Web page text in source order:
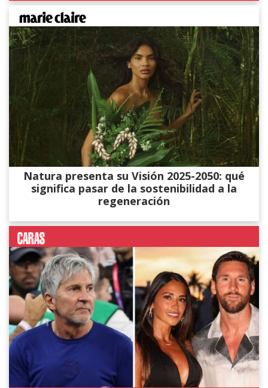
Natura presenta su Visión 2025-2050: qué
significa pasar de la sostenibilidad a la
regeneración